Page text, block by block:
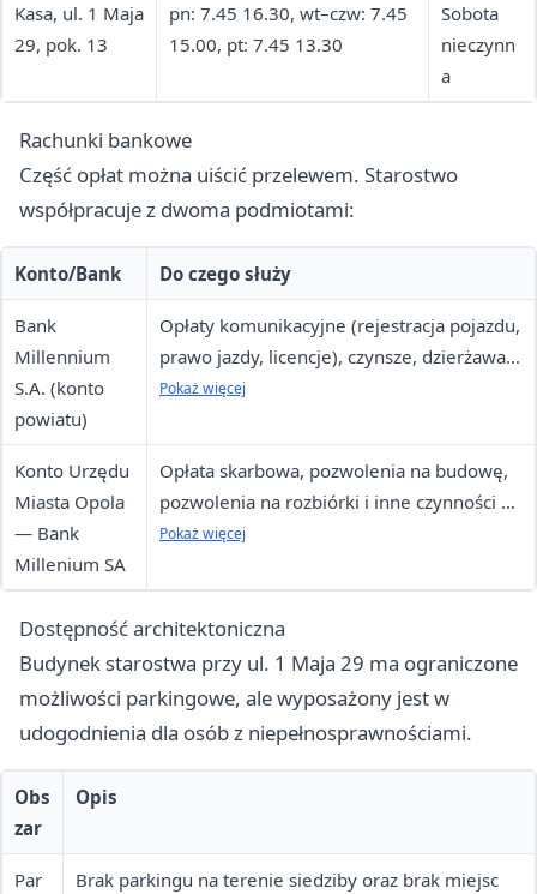
Kasa, ul. 1 Maja
29, pok. 13
pn: 7.45 16.30, wt–czw: 7.45
15.00, pt: 7.45 13.30
Sobota
nieczynn
a
Rachunki bankowe
Część opłat można uiścić przelewem. Starostwo
współpracuje z dwoma podmiotami:
Konto/Bank Do czego służy
Bank
Millennium
S.A. (konto
powiatu)
Opłaty komunikacyjne (rejestracja pojazdu,
prawo jazdy, licencje), czynsze, dzierżawa,
karty wędkarskie, rejestracja jednostek
Pokaż więcej
Konto Urzędu
Miasta Opola
— Bank
Millenium SA
Opłata skarbowa, pozwolenia na budowę,
pozwolenia na rozbiórki i inne czynności w
wydziale budownictwa
Pokaż więcej
Dostępność architektoniczna
Budynek starostwa przy ul. 1 Maja 29 ma ograniczone
możliwości parkingowe, ale wyposażony jest w
udogodnienia dla osób z niepełnosprawnościami.
Obs
zar
Opis
Par
Brak parkingu na terenie siedziby oraz brak miejsc